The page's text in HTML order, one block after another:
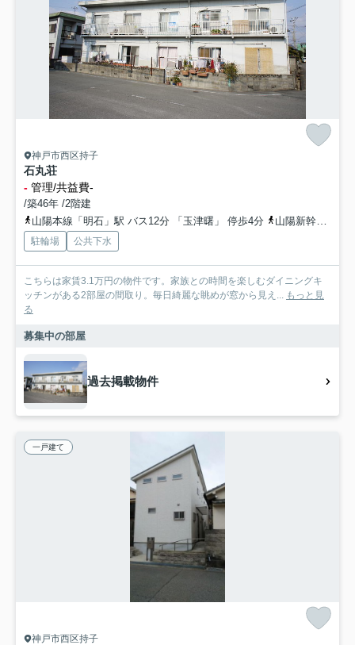
神戸市西区持子
石丸荘
- 管理/共益費-
/築46年 /2階建
山陽本線「明石」駅 バス12分 「玉津曙」 停歩4分
山陽新幹線「西明石」駅 バス12分 「玉津曙」 停歩4分
駐輪場 公共下水
こちらは家賃3.1万円の物件です。家族との時間を楽しむダイニングキ
ッチンがある2部屋の間取り。毎日綺麗な眺めが窓から見え... もっと見
る
募集中の部屋
過去掲載物件
一戸建て
神戸市西区持子